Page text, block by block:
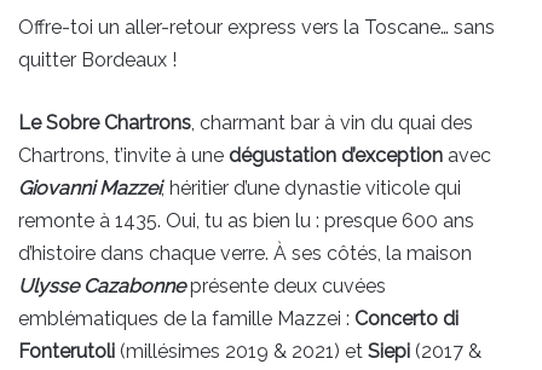
Offre-toi un aller-retour express vers la Toscane… sans
quitter Bordeaux !
Le Sobre Chartrons , charmant bar à vin du quai des
Chartrons, t’invite à une dégustation d’exception avec
Giovanni Mazzei, héritier d’une dynastie viticole qui
remonte à 1435. Oui, tu as bien lu : presque 600 ans
d’histoire dans chaque verre. À ses côtés, la maison
Ulysse Cazabonneprésente deux cuvées
emblématiques de la famille Mazzei : Concerto di
Fonterutoli (millésimes 2019 & 2021) et Siepi (2017 &